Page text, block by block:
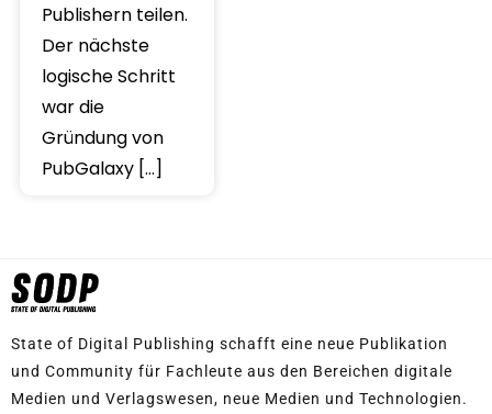
Publishern teilen.
Der nächste
logische Schritt
war die
Gründung von
PubGalaxy […]
State of Digital Publishing schafft eine neue Publikation
und Community für Fachleute aus den Bereichen digitale
Medien und Verlagswesen, neue Medien und Technologien.